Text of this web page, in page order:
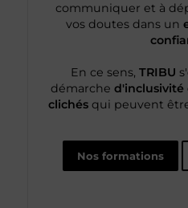
communiquer et à
vos doutes dans un
En ce sens, TRIBU
démarche d'inclusivité
clichés qui peuvent
Nos formations